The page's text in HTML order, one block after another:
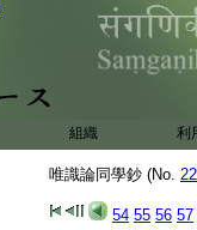
組織 利
唯識論同學鈔 (No.
54 55 56 57